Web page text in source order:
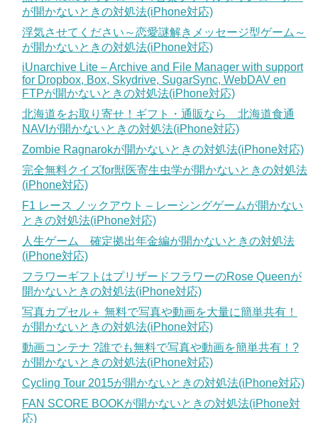
が開かないときの対処法(iPhone対応)
浮気させてください～恋愛謎解きメッセージ型ゲーム～
が開かないときの対処法(iPhone対応)
iUnarchive Lite – Archive and File Manager with support
for Dropbox, Box, Skydrive, SugarSync, WebDAV en
FTPが開かないときの対処法(iPhone対応)
北海道をお取り寄せ！ギフト・通販なら 北海道食通
NAVIが開かないときの対処法(iPhone対応)
Zombie Ragnarokが開かないときの対処法(iPhone対応)
完全無料クイズfor獣医寄生虫学が開かないときの対処法
(iPhone対応)
F1 レース ノックアウト – レーシングゲームが開かない
ときの対処法(iPhone対応)
人生ゲーム 確定拠出年金編が開かないときの対処法
(iPhone対応)
フラワーギフトはプリザードフラワーのRose Queenが
開かないときの対処法(iPhone対応)
写真カプセル＋ 無料で写真や動画を大量に簡単共有！
が開かないときの対処法(iPhone対応)
動画コンテナ ?誰でも無料で写真や動画を簡単共有！?
が開かないときの対処法(iPhone対応)
Cycling Tour 2015が開かないときの対処法(iPhone対応)
FAN SCORE BOOKが開かないときの対処法(iPhone対
応)